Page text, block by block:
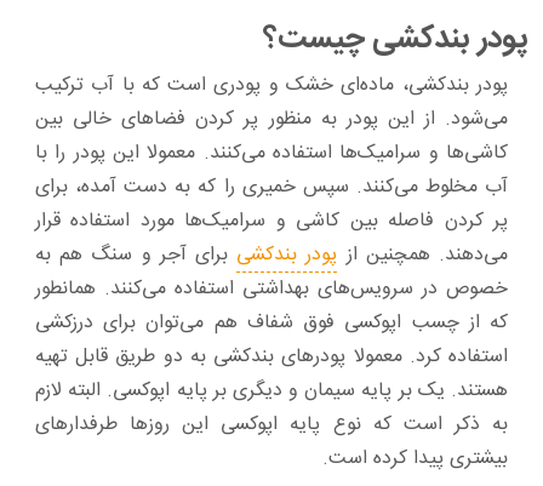
پودر بندکشی چیست؟
پودر بندکشی، ماده‌ای خشک و پودری است که با آب ترکیب
می‌شود. از این پودر به منظور پر کردن فضاهای خالی بین
کاشی‌ها و سرامیک‌ها استفاده می‌کنند. معمولا این پودر را با
آب مخلوط می‌کنند. سپس خمیری را که به دست آمده، برای
پر کردن فاصله بین کاشی و سرامیک‌ها مورد استفاده قرار
می‌دهند. همچنین از پودر بندکشی برای آجر و سنگ هم به
خصوص در سرویس‌های بهداشتی استفاده می‌کنند. همانطور
که از چسب اپوکسی فوق شفاف هم می‌توان برای درزکشی
استفاده کرد. معمولا پودرهای بندکشی به دو طریق قابل تهیه
هستند. یک بر پایه سیمان و دیگری بر پایه اپوکسی. البته لازم
به ذکر است که نوع پایه اپوکسی این روزها طرفدارهای
بیشتری پیدا کرده است.